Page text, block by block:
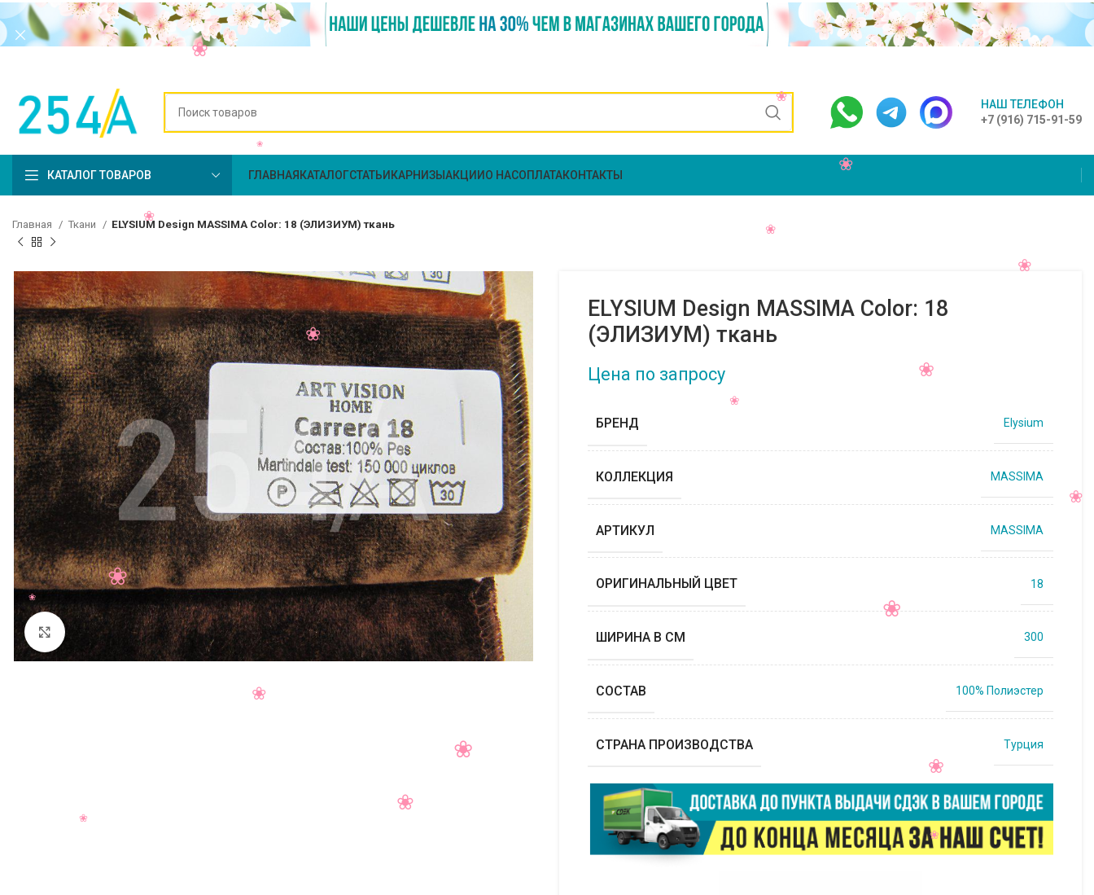
НАШ ТЕЛЕФОН
+7 (916) 715-91-59
КАТАЛОГ ТОВАРОВ ГЛАВНАЯ КАТАЛОГСТАТЬИ КАРНИЗЫ АКЦИИ О НАСОПЛАТАКОНТАКТЫ
Главная Ткани ELYSIUM Design MASSIMA Color: 18 (ЭЛИЗИУМ) ткань
Нажмите, чтобы увеличить
ELYSIUM Design MASSIMA Color: 18
(ЭЛИЗИУМ) ткань
Цена по запросу
БРЕНД Elysium
КОЛЛЕКЦИЯ MASSIMA
АРТИКУЛ MASSIMA
ОРИГИНАЛЬНЫЙ ЦВЕТ 18
ШИРИНА В СМ 300
СОСТАВ 100% Полиэстер
СТРАНА ПРОИЗВОДСТВА Турция